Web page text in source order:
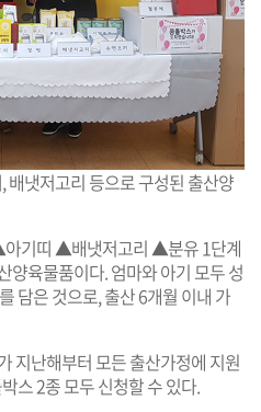
배냇저고리 등으로 구성된 출산양
기띠 ▲배냇저고리 ▲분유 1단계
육물품이다. 엄마와 아기 모두 성
담은 것으로, 출산 6개월 이내 가
지난해부터 모든 출산가정에 지원
스 2종 모두 신청할 수 있다.